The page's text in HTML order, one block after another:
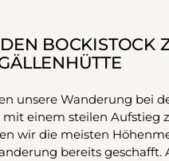
BOCKISTOCK
unsere Wanderung bei
mit einem steilen Aufstieg
wir die meisten
bereits geschafft.